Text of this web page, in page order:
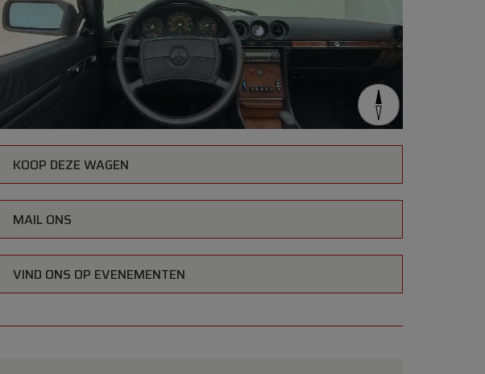
KOOP DEZE WAGEN
MAIL ONS
VIND ONS OP EVENEMENTEN